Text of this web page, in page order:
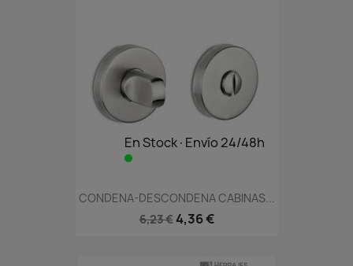
En Stock·Envío 24/48h
CONDENA-DESCONDENA CABINAS...
6,23 € 4,36 €